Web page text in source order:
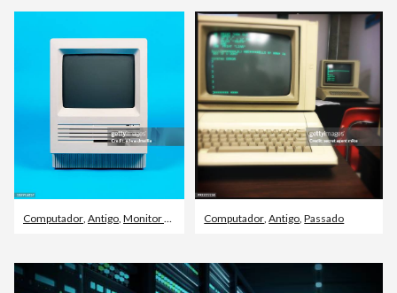
Computador Antigo Monitor de computador Computador ,Antigo ,Passado